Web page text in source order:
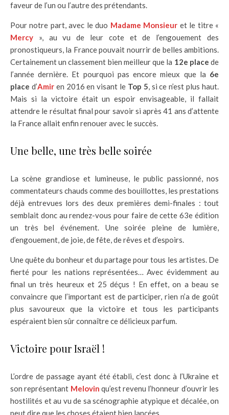
faveur de l’un ou l’autre des prétendants.
Pour notre part, avec le duo Madame Monsieur et le titre «
Mercy
», au vu de leur cote et de l’engouement des
pronostiqueurs, la France pouvait nourrir de belles ambitions.
Certainement un classement bien meilleur que la 12e place de
l’année dernière. Et pourquoi pas encore mieux que la 6e
place d’Amiren 2016 en visant le Top 5, si ce n’est plus haut.
Mais si la victoire était un espoir envisageable, il fallait
attendre le résultat final pour savoir si après 41 ans d’attente
la France allait enfin renouer avec le succès.
Une belle, une très belle soirée
La scène grandiose et lumineuse, le public passionné, nos
commentateurs chauds comme des bouillottes, les prestations
déjà entrevues lors des deux premières demi-finales : tout
semblait donc au rendez-vous pour faire de cette 63e édition
un très bel événement. Une soirée pleine de lumière,
d’engouement, de joie, de fête, de rêves et d’espoirs.
Une quête du bonheur et du partage pour tous les artistes. De
fierté pour les nations représentées… Avec évidemment au
final un très heureux et 25 déçus ! En effet, on a beau se
convaincre que l’important est de participer, rien n’a de goût
plus savoureux que la victoire et tous les participants
espéraient bien sûr connaître ce délicieux parfum.
Victoire pour Israël !
L’ordre de passage ayant été établi, c’est donc à l’Ukraine et
son représentant Melovin qu’est revenu l’honneur d’ouvrir les
hostilités et au vu de sa scénographie atypique et décalée, on
peut dire que les choses étaient bien lancées.